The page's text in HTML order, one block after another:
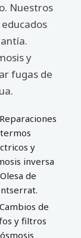
Nuestros
y
fugas de
Reparaciones
y
inversa
de
Cambios de
y filtros